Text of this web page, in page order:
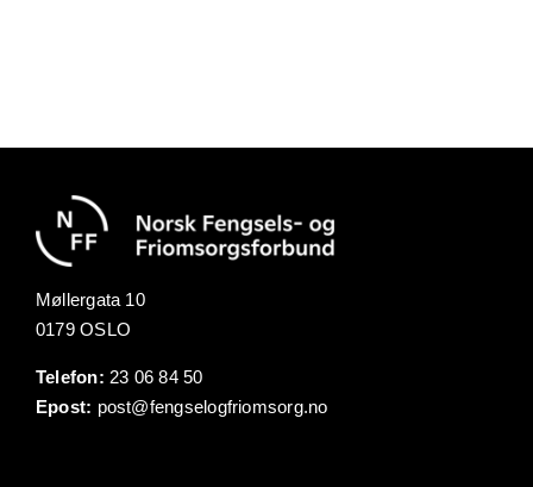
Møllergata 10
0179 OSLO
Telefon: 23 06 84 50
Epost: post@fengselogfriomsorg.no